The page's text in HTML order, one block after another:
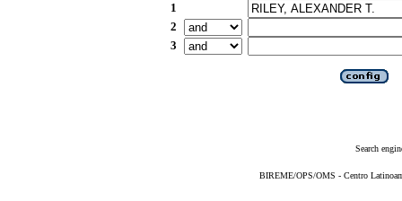
1
2
3
Search
BIREME/OPS/OMS - Centro